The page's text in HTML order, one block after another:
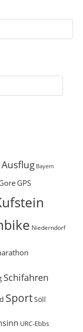
Ausflug Bayern
GPS
Niederndorf
Schifahren
SportSöll
URC-Ebbs